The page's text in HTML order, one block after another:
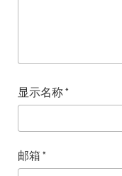
显示名称*
邮箱 *